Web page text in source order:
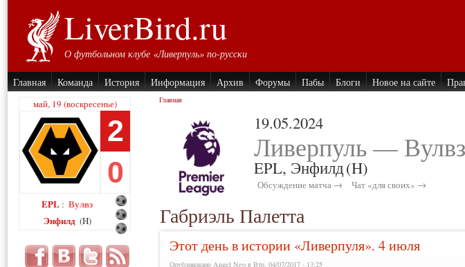
LiverBird.ru
О футбольном клубе «Ливерпуль» по-русски
Главная Команда История Информация Архив Форумы Пабы Блоги Новое на сайте
май, 19 (воскресенье)
2
0
EPL : Вулвз
Энфилд (H)
Главная
19.05.2024
Ливерпуль —
EPL, Энфилд(H)
Обсуждение матча → Чат «для своих» →
Габриэль Палетта
Этот день в истории «Ливерпуля». 4 июля
Опубликовано Angel Neo в Втр, 04/07/2017 - 13:25